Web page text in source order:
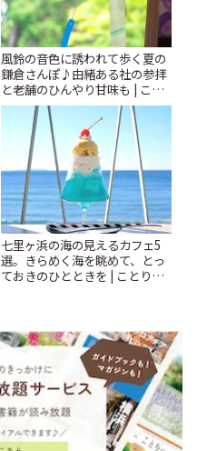
風鈴の音色に誘われて歩く夏の
鎌倉さんぽ♪由緒ある社の参拝
と老舗のひんやり甘味も | こと
りっぷ
七里ヶ浜の海の見えるカフェ5
選。きらめく海を眺めて、とっ
ておきのひとときを | ことりっ